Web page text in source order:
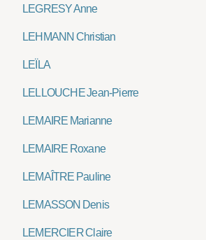
LEGRESY Anne
LEHMANN Christian
LEÏLA
LELLOUCHE Jean-Pierre
LEMAIRE Marianne
LEMAIRE Roxane
LEMAÎTRE Pauline
LEMASSON Denis
LEMERCIER Claire